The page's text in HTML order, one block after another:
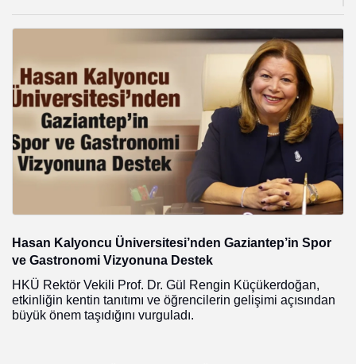
Hasan Kalyoncu Üniversitesi’nden Gaziantep’in Spor
ve Gastronomi Vizyonuna Destek
HKÜ Rektör Vekili Prof. Dr. Gül Rengin Küçükerdoğan,
etkinliğin kentin tanıtımı ve öğrencilerin gelişimi açısından
büyük önem taşıdığını vurguladı.